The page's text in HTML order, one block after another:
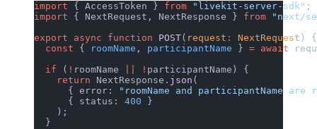
import { AccessToken } from "livekit-server-sdk"
import { NextRequest, NextResponse } from
"next/
export async function POST (request NextRequest
)
  const
{ roomName , participantName } await
  if
( !roomName !participantName) {
    return
NextResponse. json
      { error:
"roomName and participantName
      { status:
400
}
    );
  }